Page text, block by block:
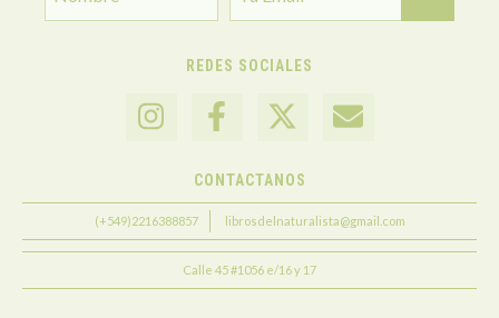
REDES SOCIALES
CONTACTANOS
(+549)2216388857 librosdelnaturalista@gmail.com
Calle 45 #1056 e/16 y 17